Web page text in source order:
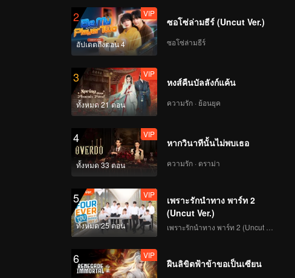
VIP
Hard To Say(Moving
Ver.)
VIP
Attention(Moving
Ver.)
VIP
Still Monster(Moving
Ver.)
VIP
Under The Moon
Road(Moving Ver.)
VIP Super(Moving Ver.)
2
อัปเดตถึงตอน 4
VIP
ซอโซ่ล่ามธีร์ (Uncut Ver.)
ซอโซ่ล่ามธีร์
3
ทั้งหมด 21 ตอน
VIP
หงส์คืนบัลลังก์แค้น
ความรัก · ย้อนยุค
4
ทั้งหมด 33 ตอน
VIP
หากวินาทีนั้นไม่พบเธอ
ความรัก · ดราม่า
5
ทั้งหมด 25 ตอน
VIP
เพราะรักนำทาง พาร์ท 2
(Uncut Ver.)
6 VIP
ฝืนลิขิตฟ้าข้าขอเป็นเซียน